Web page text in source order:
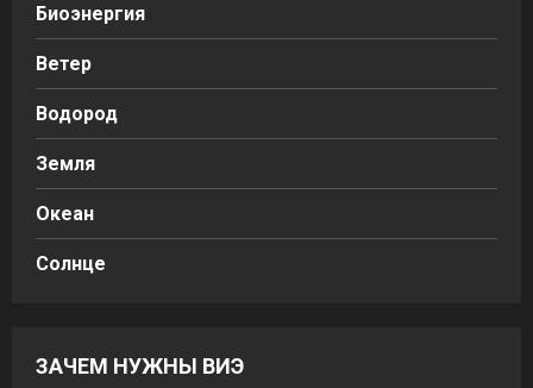
Биоэнергия
Ветер
Водород
Земля
Океан
Солнце
ЗАЧЕМ НУЖНЫ ВИЭ